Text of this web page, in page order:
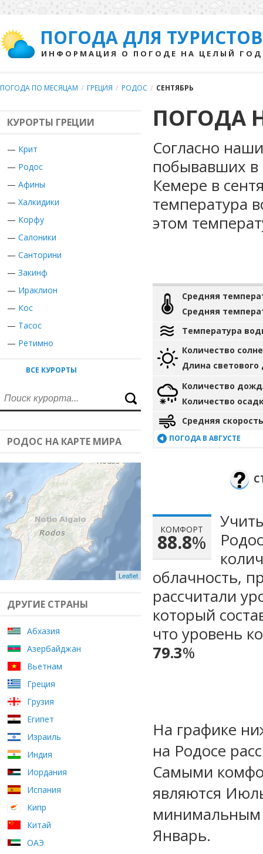
ПОГОДА ДЛЯ ТУРИСТОВ
ИНФОРМАЦИЯ О ПОГОДЕ НА ЦЕЛЫЙ ГОД
ПОГОДА ПО МЕСЯЦАМ / ГРЕЦИЯ / РОДОС / СЕНТЯБРЬ
КУРОРТЫ ГРЕЦИИ
— Крит
— Родос
— Афины
— Халкидики
— Корфу
— Салоники
— Санторини
— Закинф
— Ираклион
— Кос
— Тасос
— Ретимно
ВСЕ КУРОРТЫ
РОДОС НА КАРТЕ МИРА
Leaflet
ДРУГИЕ СТРАНЫ
Абхазия
Азербайджан
Вьетнам
Греция
Грузия
Египет
Израиль
Индия
Иордания
Испания
Кипр
Китай
ОАЭ
ПОГОДА
Согласно
побывавших в
Кемере в
температура
этом
Средняя
Средняя
Температура
Количество
Длина светового
Количество
Количество
Средняя
ПОГОДА В АВГУСТЕ
КОМФОРТ
88.8%
облачность,
рассчитали
который
что уровень
79.3%
На графике
на Родосе
Самыми
являются
минимальным
Январь.